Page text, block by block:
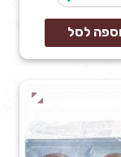
של
אבנים
טובות
לסל